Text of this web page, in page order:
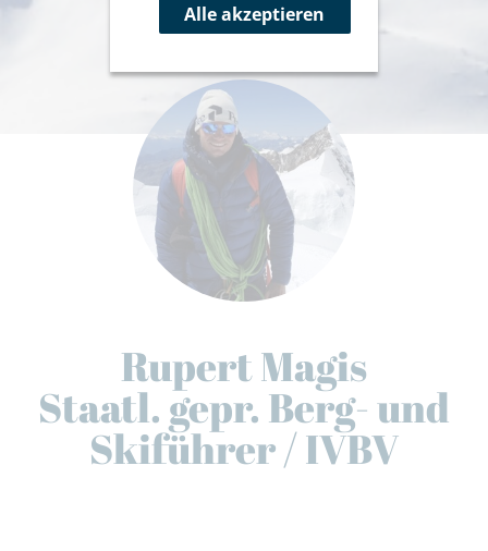
Rupert Magis
Staatl. gepr. Berg- und
Skiführer / IVBV
Alle akzeptieren